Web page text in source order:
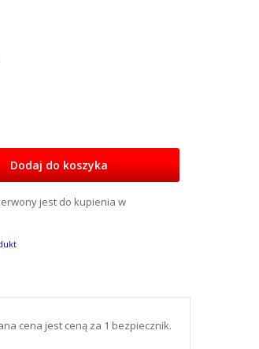
Dodaj do koszyka
jest do kupienia w
cena jest ceną za 1 bezpiecznik.